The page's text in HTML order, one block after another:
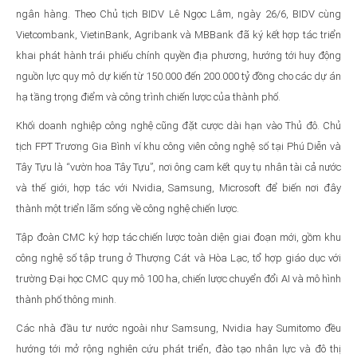
ngân hàng. Theo Chủ tịch BIDV Lê Ngọc Lâm, ngày 26/6, BIDV cùng
Vietcombank, VietinBank, Agribank và MBBank đã ký kết hợp tác triển
khai phát hành trái phiếu chính quyền địa phương, hướng tới huy động
nguồn lực quy mô dự kiến từ 150.000 đến 200.000 tỷ đồng cho các dự án
hạ tầng trọng điểm và công trình chiến lược của thành phố.
Khối doanh nghiệp công nghệ cũng đặt cược dài hạn vào Thủ đô. Chủ
tịch FPT Trương Gia Bình ví khu công viên công nghệ số tại Phú Diễn và
Tây Tựu là “vườn hoa Tây Tựu”, nơi ông cam kết quy tụ nhân tài cả nước
và thế giới, hợp tác với Nvidia, Samsung, Microsoft để biến nơi đây
thành một triển lãm sống về công nghệ chiến lược.
Tập đoàn CMC ký hợp tác chiến lược toàn diện giai đoạn mới, gồm khu
công nghệ số tập trung ở Thượng Cát và Hòa Lạc, tổ hợp giáo dục với
trường Đại học CMC quy mô 100 ha, chiến lược chuyển đổi AI và mô hình
thành phố thông minh.
Các nhà đầu tư nước ngoài như Samsung, Nvidia hay Sumitomo đều
hướng tới mở rộng nghiên cứu phát triển, đào tạo nhân lực và đô thị